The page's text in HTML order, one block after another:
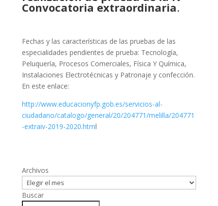
Convocatoria extraordinaria.
Fechas y las características de las pruebas de las
especialidades pendientes de prueba: Tecnología,
Peluquería, Procesos Comerciales, Física Y Química,
Instalaciones Electrotécnicas y Patronaje y confección.
En este enlace:
http://www.educacionyfp.gob.es/servicios-al-
ciudadano/catalogo/general/20/204771/melilla/204771
-extraiv-2019-2020.html
Archivos
Buscar